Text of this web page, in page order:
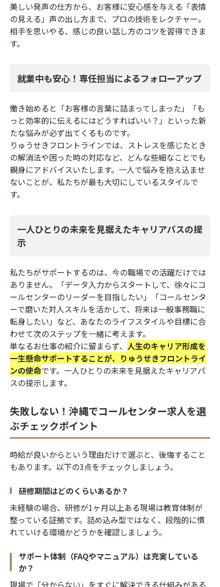
美しい発声の仕方から、お客様に安心感を与える「表情
の見える」声の出し方まで、プロの技術をレクチャー。
相手を思いやる、感じの良い話し方のコツを習得できま
す。
就業中も安心！専任担当によるフォローアップ
働き始めると「お客様の言葉に詰まってしまった」「も
っと効率的に伝えるにはどうすればいい？」といった新
たな悩みが必ず出てくるものです。
りゅうせきフロントラインでは、ストレスを感じたとき
の解消法や困った時の対応など、どんな些細なことでも
親身にアドバイスいたします。一人で悩みを抱え込ませ
ないことが、私たちが最も大切にしているスタイルで
す。
一人ひとりの未来を見据えたキャリアパスの提
示
私たちがサポートするのは、今の職場での活躍だけでは
ありません。「データ入力からスタートして、徐々にコ
ールセンターのリーダーを目指したい」「コールセンタ
ーで磨いた対人スキルを活かして、将来は一般事務職に
転身したい」など、あなたのライフスタイルや目標に合
わせて次のステップを一緒に考えます。
単なるお仕事の紹介に留まらず、 人生のキャリア形成を
一生懸命サポートすることが、りゅうせきフロントライ
ンの使命です。一人ひとりの未来を見据えたキャリアパ
スの提示します。
失敗しない！沖縄でコールセンター求人を選
ぶチェックポイント
時給が良いからという理由だけで選ぶと、後悔すること
もあります。以下の3点をチェックしましょう。
研修期間はどのくらいあるか？
未経験の場合、研修が1ヶ月以上ある現場は教育体制が
整っている証拠です。詰め込み型ではなく、段階的に慣
れていける環境かどうかを確認しましょう。
サポート体制（FAQやマニュアル）は充実している
か？